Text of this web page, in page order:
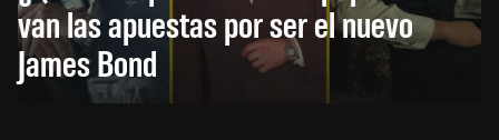
van las apuestas por ser el nuevo
James Bond